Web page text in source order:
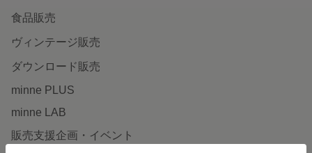
食品販売
ヴィンテージ販売
ダウンロード販売
minne PLUS
minne LAB
販売支援企画・イベント